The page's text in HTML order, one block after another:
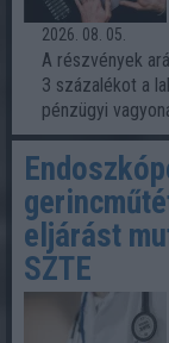
2026. 08. 05.
A részvények
3 százalékot a
pénzügyi
eljárást
SZTE